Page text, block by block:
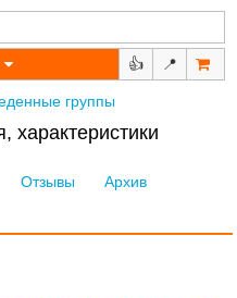
👍 📍
группы
характеристики
Отзывы
Архив